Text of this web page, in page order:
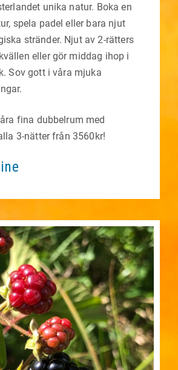
unika natur. Boka en
spela padel eller bara njut
stränder. Njut av 2-rätters
eller gör middag ihop i
Sov gott i våra mjuka
fina dubbelrum med
3-nätter från 3560kr!